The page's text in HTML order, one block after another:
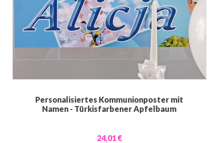
Personalisiertes Kommunionposter mit
Namen - Türkisfarbener Apfelbaum
24,01 €